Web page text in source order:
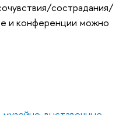
сострадания/
и конференции можно